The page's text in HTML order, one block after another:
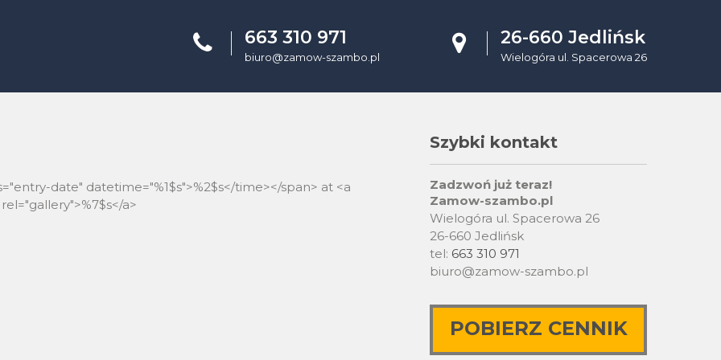
26-660 Jedlińsk
Wielogóra ul. Spacerowa 26
663 310 971
biuro@zamow-szambo.pl
date" datetime="%1$s">%2$s</time></span> at <a
a>
Szybki kontakt
Zadzwoń już teraz!
Zamow-szambo.pl
Wielogóra ul. Spacerowa 26
26-660 Jedlińsk
tel: 663 310 971
biuro@zamow-szambo.pl
POBIERZ CENNIK